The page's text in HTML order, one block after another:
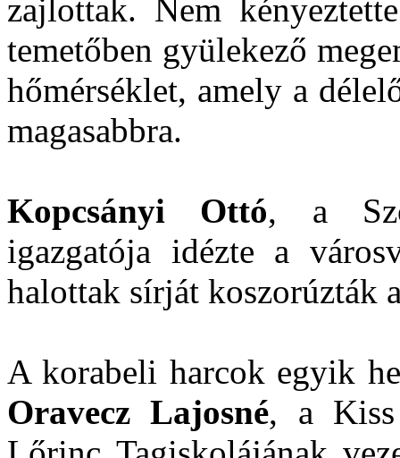
zajlottak. Nem
temetőben gyülekező
hőmérséklet, amely a
magasabbra.
Kopcsányi Ottó, a
igazgatója idézte a
halottak sírját koszorúzták
A korabeli harcok egyik
Oravecz Lajosné, a Kiss